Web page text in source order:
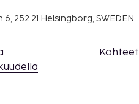
252 21 Helsingborg, SWEDEN
Kohteet